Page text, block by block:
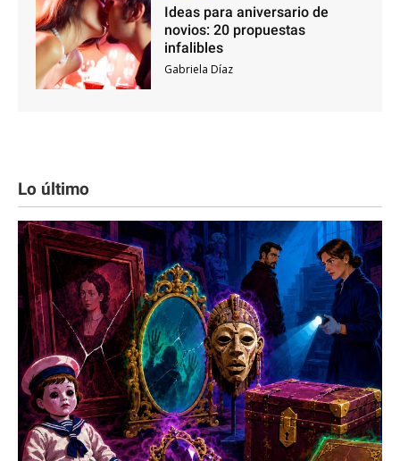
Ideas para aniversario de
novios: 20 propuestas
infalibles
Gabriela Díaz
Lo último